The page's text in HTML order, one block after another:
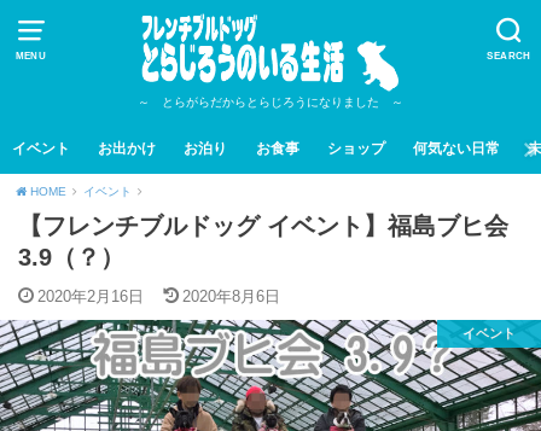
MENU SEARCH
～ とらがらだからとらじろうになりました ～
イベント お出かけ お泊り お食事 ショップ 何気ない日常
HOME イベント
【フレンチブルドッグ イベント】福島ブヒ会
3.9（？）
2020年2月16日 2020年8月6日
イベント